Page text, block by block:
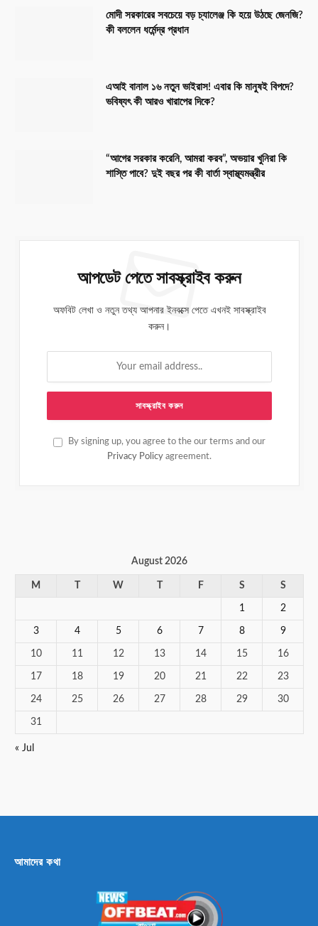
মোদী সরকারের সবচেয়ে বড় চ্যালেঞ্জ কি হয়ে উঠছে জেনজি?
কী বললেন ধর্মেন্দ্র প্রধান
এআই বানাল ১৬ নতুন ভাইরাস! এবার কি মানুষই বিপদে?
ভবিষ্যৎ কী আরও খারাপের দিকে?
“আগের সরকার করেনি, আমরা করব”, অভয়ার খুনিরা কি
শাস্তি পাবে? দুই বছর পর কী বার্তা স্বাস্থ্যমন্ত্রীর
আপডেট পেতে সাবস্ক্রাইব করুন
অফবিট লেখা ও নতুন তথ্য আপনার ইনবক্সে পেতে এখনই সাবস্ক্রাইব
করুন।
By signing up, you agree to the our terms and our
Privacy Policy agreement.
August 2026
M W F S S
1 2
3 4 5 6 7 8 9
10 11 12 13 14 15 16
17 18 19 20 21 22 23
24 25 26 27 28 29 30
31
« Jul
আমাদের কথা